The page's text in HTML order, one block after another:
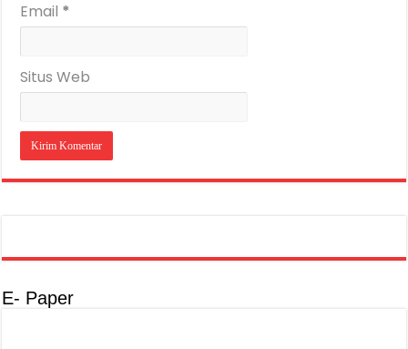
Email *
Situs Web
E- Paper